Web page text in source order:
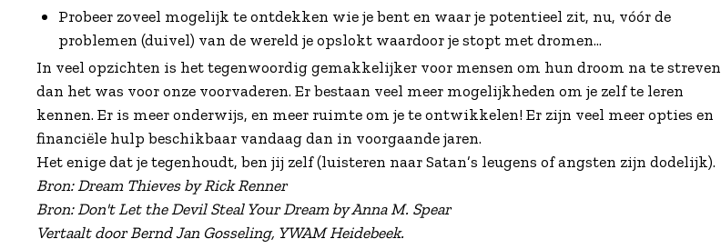
Probeer zoveel mogelijk te ontdekken wie je bent en waar je potentieel zit, nu, vóór de
problemen (duivel) van de wereld je opslokt waardoor je stopt met dromen…
In veel opzichten is het tegenwoordig gemakkelijker voor mensen om hun droom na te streven
dan het was voor onze voorvaderen. Er bestaan veel meer mogelijkheden om je zelf te leren
kennen. Er is meer onderwijs, en meer ruimte om je te ontwikkelen! Er zijn veel meer opties en
financiële hulp beschikbaar vandaag dan in voorgaande jaren.
Het enige dat je tegenhoudt, ben jij zelf (luisteren naar Satan’s leugens of angsten zijn dodelijk).
Bron:Dream Thievesby Rick Renner
Bron:Don't Let the Devil Steal Your Dreamby Anna M. Spear
Vertaalt door Bernd Jan Gosseling, YWAM Heidebeek.